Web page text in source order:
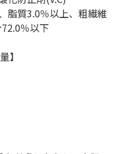
脂質3.0％以上、粗繊維
％以下
】